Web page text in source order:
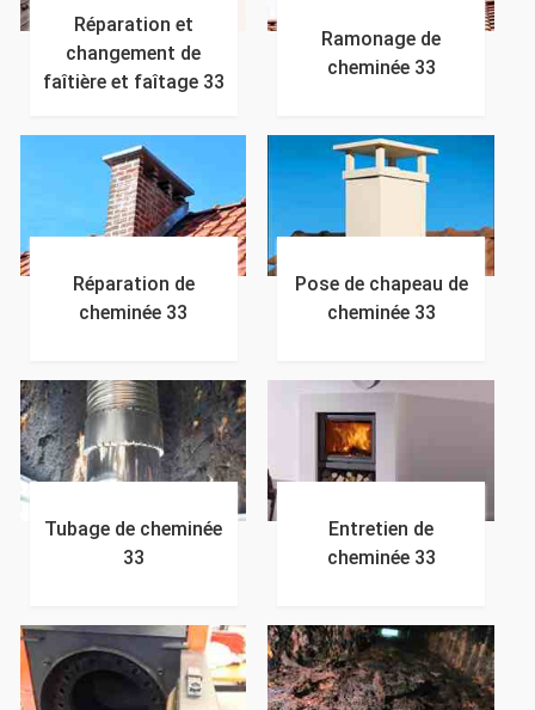
Réparation et
changement de
faîtière et faîtage 33
Ramonage de
cheminée 33
Réparation de
cheminée 33
Pose de chapeau de
cheminée 33
Tubage de cheminée
33
Entretien de
cheminée 33